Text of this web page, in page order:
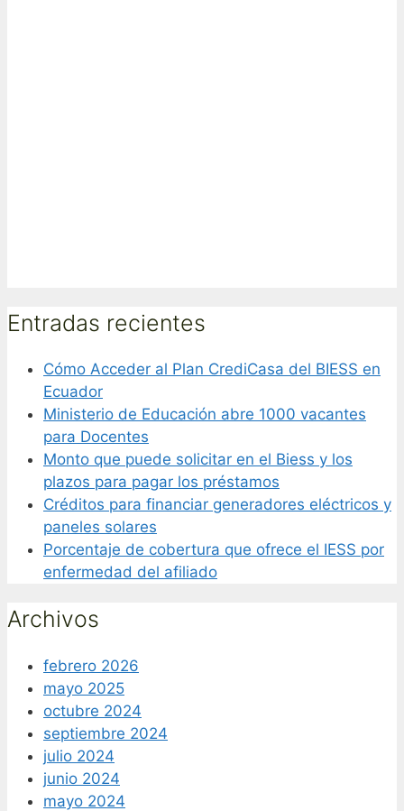
Entradas recientes
Cómo Acceder al Plan CrediCasa del BIESS en
Ecuador
Ministerio de Educación abre 1000 vacantes
para Docentes
Monto que puede solicitar en el Biess y los
plazos para pagar los préstamos
Créditos para financiar generadores eléctricos y
paneles solares
Porcentaje de cobertura que ofrece el IESS por
enfermedad del afiliado
Archivos
febrero 2026
mayo 2025
octubre 2024
septiembre 2024
julio 2024
junio 2024
mayo 2024